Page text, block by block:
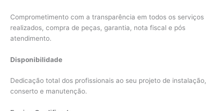
Comprometimento com a transparência em todos os serviços
realizados, compra de peças, garantia, nota fiscal e pós
atendimento.
Disponibilidade
Dedicação total dos profissionais ao seu projeto de instalação,
conserto e manutenção.